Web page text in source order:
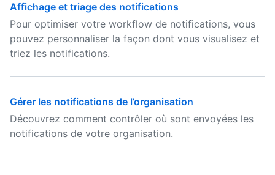
Affichage et triage des notifications
Pour optimiser votre workflow de notifications, vous
pouvez personnaliser la façon dont vous visualisez et
triez les notifications.
Gérer les notifications de l’organisation
Découvrez comment contrôler où sont envoyées les
notifications de votre organisation.